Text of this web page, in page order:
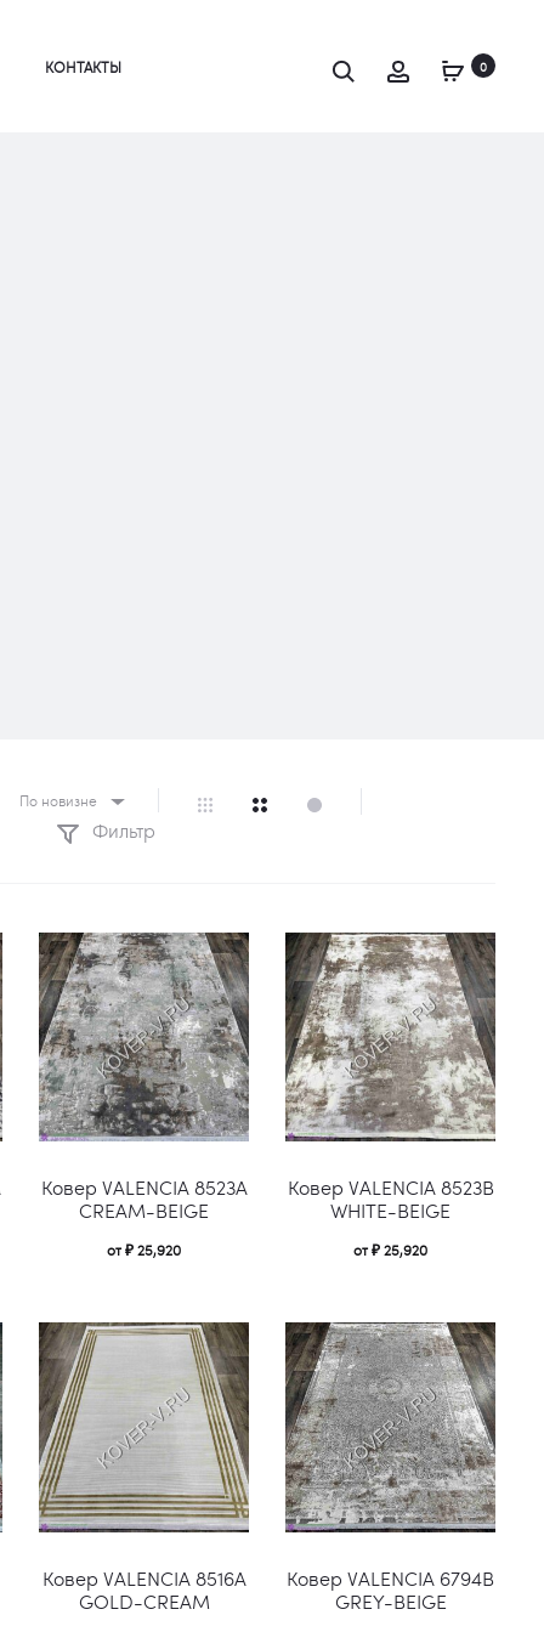
КОНТАКТЫ Search Account0
По новизне
Фильтр
товар
вариаций.
Опции
можно
выбрать
на
странице
товара.
товар
вариаций.
Опции
можно
выбрать
на
странице
товара.
Ковер VALENCIA 8523A
CREAM-BEIGE
от₽25,920
на
Ковер VALENCIA 8523B
WHITE-BEIGE
от₽25,920
товар
товар
Ковер VALENCIA 8516A
GOLD-CREAM
Ковер VALENCIA 6794B
GREY-BEIGE